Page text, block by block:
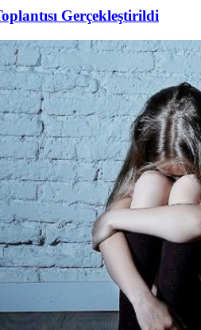
Gerçekleştirildi